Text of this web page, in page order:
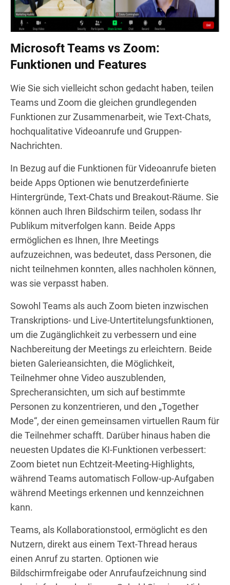
Microsoft Teams vs Zoom:
Funktionen und Features
Wie Sie sich vielleicht schon gedacht haben, teilen
Teams und Zoom die gleichen grundlegenden
Funktionen zur Zusammenarbeit, wie Text-Chats,
hochqualitative Videoanrufe und Gruppen-
Nachrichten.
In Bezug auf die Funktionen für Videoanrufe bieten
beide Apps Optionen wie benutzerdefinierte
Hintergründe, Text-Chats und Breakout-Räume. Sie
können auch Ihren Bildschirm teilen, sodass Ihr
Publikum mitverfolgen kann. Beide Apps
ermöglichen es Ihnen, Ihre Meetings
aufzuzeichnen, was bedeutet, dass Personen, die
nicht teilnehmen konnten, alles nachholen können,
was sie verpasst haben.
Sowohl Teams als auch Zoom bieten inzwischen
Transkriptions- und Live-Untertitelungsfunktionen,
um die Zugänglichkeit zu verbessern und eine
Nachbereitung der Meetings zu erleichtern. Beide
bieten Galerieansichten, die Möglichkeit,
Teilnehmer ohne Video auszublenden,
Sprecheransichten, um sich auf bestimmte
Personen zu konzentrieren, und den „Together
Mode“, der einen gemeinsamen virtuellen Raum für
die Teilnehmer schafft. Darüber hinaus haben die
neuesten Updates die KI-Funktionen verbessert:
Zoom bietet nun Echtzeit-Meeting-Highlights,
während Teams automatisch Follow-up-Aufgaben
während Meetings erkennen und kennzeichnen
kann.
Teams, als Kollaborationstool, ermöglicht es den
Nutzern, direkt aus einem Text-Thread heraus
einen Anruf zu starten. Optionen wie
Bildschirmfreigabe oder Anrufaufzeichnung sind